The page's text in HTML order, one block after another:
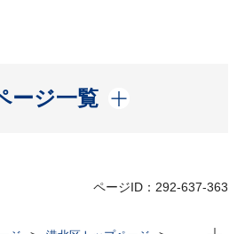
ージ一覧
開く
ページID：292-637-363
現在